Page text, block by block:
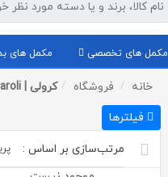
مکمل های تخصصی مکمل های
خانه فروشگاه
کرولی | Caroli
فیلترها